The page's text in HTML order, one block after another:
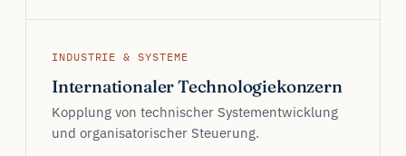
INDUSTRIE & SYSTEME
Internationaler Technologiekonzern
Kopplung von technischer Systementwicklung
und organisatorischer Steuerung.